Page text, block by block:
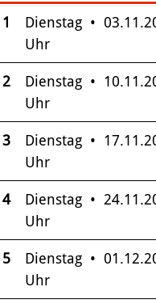
Insgesamt gibt es 6
–
1
Dienstag •
Uhr
2
Dienstag •
Uhr
3
Dienstag •
Uhr
4
Dienstag •
Uhr
5
Dienstag •
Uhr